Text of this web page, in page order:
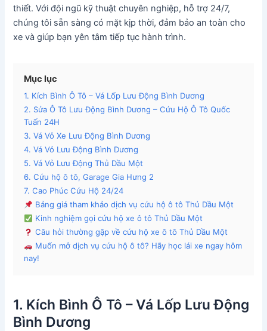
thiết. Với đội ngũ kỹ thuật chuyên nghiệp, hỗ trợ 24/7,
chúng tôi sẵn sàng có mặt kịp thời, đảm bảo an toàn cho
xe và giúp bạn yên tâm tiếp tục hành trình.
Mục lục
1. Kích Bình Ô Tô – Vá Lốp Lưu Động Bình Dương
2. Sửa Ô Tô Lưu Động Bình Dương – Cứu Hộ Ô Tô Quốc
Tuấn 24H
3. Vá Vỏ Xe Lưu Động Bình Dương
4. Vá Vỏ Lưu Động Bình Dương
5. Vá Vỏ Lưu Động Thủ Dầu Một
6. Cứu hộ ô tô, Garage Gia Hưng 2
7. Cao Phúc Cứu Hộ 24/24
Bảng giá tham khảo dịch vụ cứu hộ ô tô Thủ Dầu Một
Kinh nghiệm gọi cứu hộ xe ô tô Thủ Dầu Một
Câu hỏi thường gặp về cứu hộ xe ô tô Thủ Dầu Một
Muốn mở dịch vụ cứu hộ ô tô? Hãy học lái xe ngay hôm
nay!
1. Kích Bình Ô Tô – Vá Lốp Lưu Động
Bình Dương